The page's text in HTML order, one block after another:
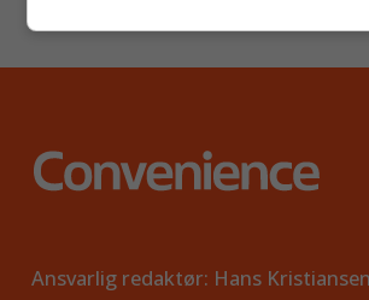
Ansvarlig redaktør: Hans Kristiansen